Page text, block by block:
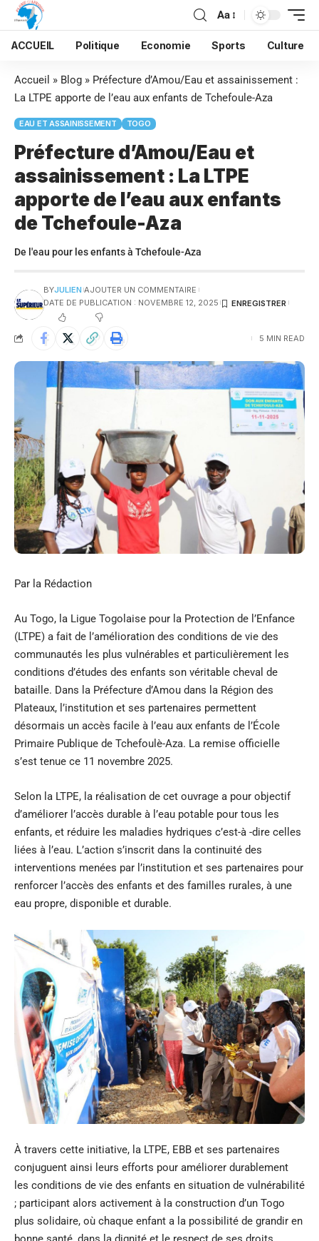
Aa
ACCUEIL Politique Economie Sports Culture
Accueil » Blog » Préfecture d’Amou/Eau et assainissement :
La LTPE apporte de l’eau aux enfants de Tchefoule-Aza
EAU ET ASSAINISSEMENT TOGO
Préfecture d’Amou/Eau et
assainissement : La LTPE
apporte de l’eau aux enfants
de Tchefoule-Aza
De l'eau pour les enfants à Tchefoule-Aza
BYJULIEN AJOUTER UN COMMENTAIRE
DATE DE PUBLICATION : NOVEMBRE 12, 2025
5 MIN READ
Par la Rédaction
Au Togo, la Ligue Togolaise pour la Protection de l’Enfance
(LTPE) a fait de l’amélioration des conditions de vie des
communautés les plus vulnérables et particulièrement les
conditions d’études des enfants son véritable cheval de
bataille. Dans la Préfecture d’Amou dans la Région des
Plateaux, l’institution et ses partenaires permettent
désormais un accès facile à l’eau aux enfants de l’École
Primaire Publique de Tchefoulè-Aza. La remise officielle
s’est tenue ce 11 novembre 2025.
Selon la LTPE, la réalisation de cet ouvrage a pour objectif
d’améliorer l’accès durable à l’eau potable pour tous les
enfants, et réduire les maladies hydriques c’est-à -dire celles
liées à l’eau. L’action s’inscrit dans la continuité des
interventions menées par l’institution et ses partenaires pour
renforcer l’accès des enfants et des familles rurales, à une
eau propre, disponible et durable.
À travers cette initiative, la LTPE, EBB et ses partenaires
conjuguent ainsi leurs efforts pour améliorer durablement
les conditions de vie des enfants en situation de vulnérabilité
; participant alors activement à la construction d’un Togo
plus solidaire, où chaque enfant a la possibilité de grandir en